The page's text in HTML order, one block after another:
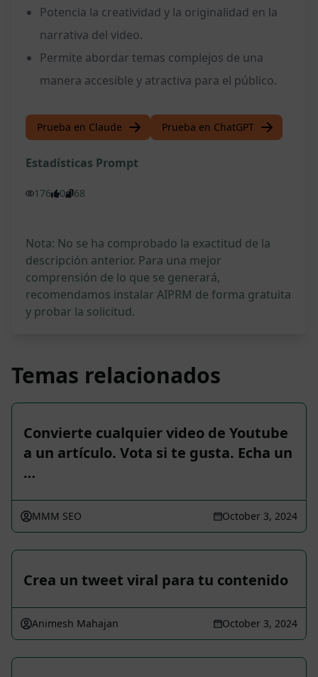
Potencia la creatividad y la originalidad en la
narrativa del video.
Permite abordar temas complejos de una
manera accesible y atractiva para el público.
Prueba en Claude Prueba en ChatGPT
Estadísticas Prompt
176 0 68
Nota: No se ha comprobado la exactitud de la
descripción anterior. Para una mejor
comprensión de lo que se generará,
recomendamos instalar AIPRM de forma gratuita
y probar la solicitud.
Temas relacionados
Convierte cualquier video de Youtube
a un artículo. Vota si te gusta. Echa un
…
MMM SEO October 3, 2024
Crea un tweet viral para tu contenido
Animesh Mahajan October 3, 2024